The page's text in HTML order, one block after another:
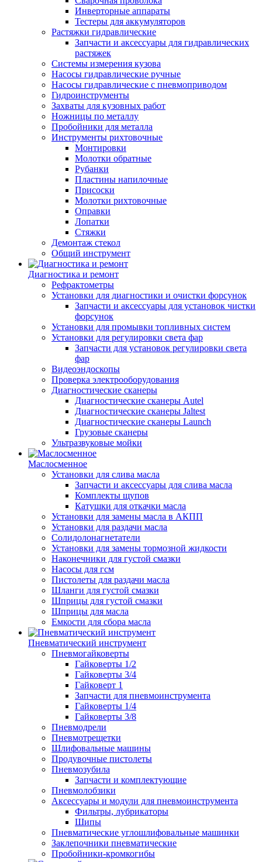
Инверторные аппараты
Тестеры для аккумуляторов
Растяжки гидравлические
Запчасти и аксессуары для гидравлических
растяжек
Системы измерения кузова
Насосы гидравлические ручные
Насосы гидравлические с пневмоприводом
Гидроинструменты
Захваты для кузовных работ
Ножницы по металлу
Пробойники для металла
Инструменты рихтовочные
Монтировки
Молотки обратные
Рубанки
Пластины напилочные
Присоски
Молотки рихтовочные
Оправки
Лопатки
Стяжки
Демонтаж стекол
Общий инструмент
Диагностика и ремонт
Рефрактометры
Установки для диагностики и очистки форсунок
Запчасти и аксессуары для установок чистки
форсунок
Установки для промывки топливных систем
Установки для регулировки света фар
Запчасти для установок регулировки света
фар
Видеоэндоскопы
Проверка электрооборудования
Диагностические сканеры
Диагностические сканеры Autel
Диагностические сканеры Jaltest
Диагностические сканеры Launch
Грузовые сканеры
Ультразвуковые мойки
Маслосменное
Установки для слива масла
Запчасти и аксессуары для слива масла
Комплекты щупов
Катушки для откачки масла
Установки для замены масла в АКПП
Установки для раздачи масла
Солидолонагнетатели
Установки для замены тормозной жидкости
Наконечники для густой смазки
Насосы для гсм
Пистолеты для раздачи масла
Шланги для густой смазки
Шприцы для густой смазки
Шприцы для масла
Емкости для сбора масла
Пневматический инструмент
Пневмогайковерты
Гайковерты 1/2
Гайковерты 3/4
Гайковерт 1
Запчасти для пневмоинструмента
Гайковерты 1/4
Гайковерты 3/8
Пневмодрели
Пневмотрещетки
Шлифовальные машины
Продувочные пистолеты
Пневмозубила
Запчасти и комплектующие
Пневмолобзики
Аксессуары и модули для пневмоинструмента
Фильтры, лубрикаторы
Шипы
Пневматические углошлифовальные машинки
Заклепочники пневматические
Пробойники-кромкогибы